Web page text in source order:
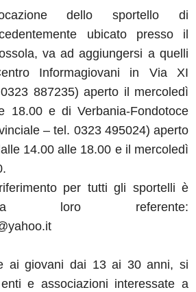
dello sportello di
ubicato presso il
va ad aggiungersi a quelli
Informagiovani in Via XI
887235) aperto il mercoledì
18.00 e di Verbania-Fondotoce
– tel. 0323 495024) aperto
14.00 alle 18.00 e il mercoledì
per tutti gli sportelli è
loro referente:
ai giovani dai 13 ai 30 anni, si
e associazioni interessate a